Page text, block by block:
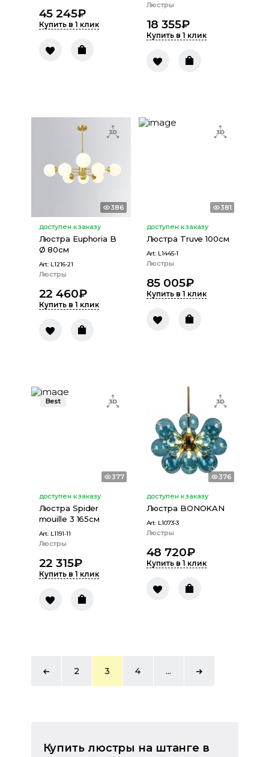
45 245₽
Купить в 1 клик
Люстры
18 355₽
Купить в 1 клик
386
доступен к заказу
Люстра Euphoria B
Ø 80см
Art: L1216-21
Люстры
22 460₽
Купить в 1 клик
381
доступен к заказу
Люстра Truve 100см
Art: L1445-1
Люстры
85 005₽
Купить в 1 клик
Best
377
доступен к заказу
Люстра Spider
mouille 3 165см
Art: L1191-11
Люстры
22 315₽
Купить в 1 клик
376
доступен к заказу
Люстра BONOKAN
Art: L1073-3
Люстры
48 720₽
Купить в 1 клик
2 3 4 ...
Купить люстры на штанге в